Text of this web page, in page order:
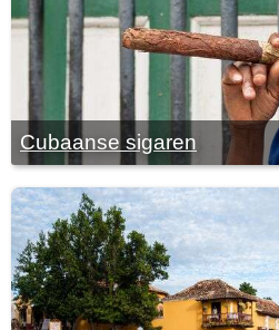
Cubaanse sigaren